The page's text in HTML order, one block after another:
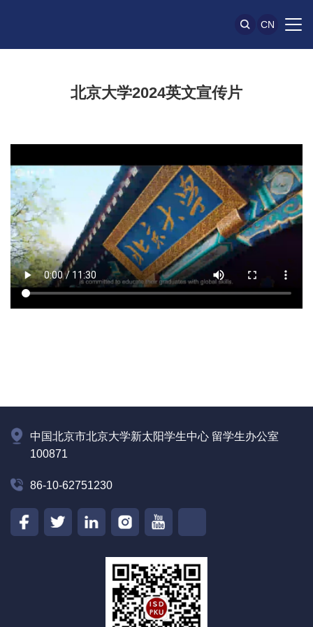
CN
北京大学2024英文宣传片
中国北京市北京大学新太阳学生中心 留学生办公室
100871
86-10-62751230